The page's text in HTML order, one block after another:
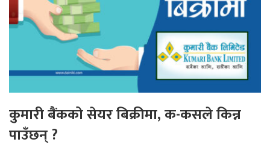
कुमारी बैंकको सेयर बिक्रीमा, क-कसले किन्न
पाउँछन् ?